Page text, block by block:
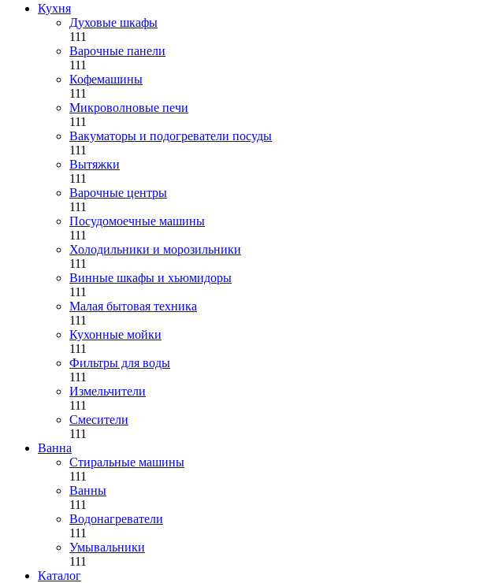
Кухня
Духовые шкафы
111
Варочные панели
111
Кофемашины
111
Микроволновые печи
111
Вакуматоры и подогреватели посуды
111
Вытяжки
111
Варочные центры
111
Посудомоечные машины
111
Холодильники и морозильники
111
Винные шкафы и хьюмидоры
111
Малая бытовая техника
111
Кухонные мойки
111
Фильтры для воды
111
Измельчители
111
Смесители
111
Ванна
Стиральные машины
111
Ванны
111
Водонагреватели
111
Умывальники
111
Каталог